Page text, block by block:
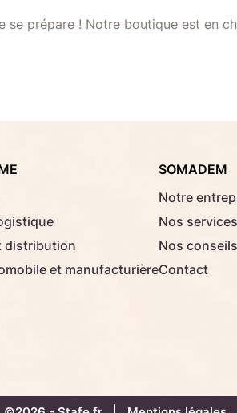
se prépare ! Notre boutique est en
Télécharger
distribution
et manufacturière
SOMADEM
Notre
Nos services
Nos conseils
Contact